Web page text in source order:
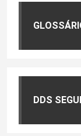
DDS